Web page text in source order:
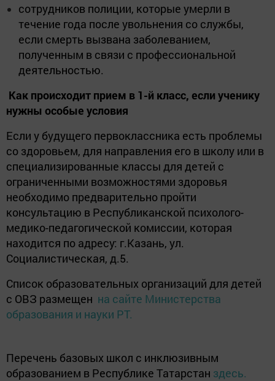
сотрудников полиции, которые умерли в
течение года после увольнения со службы,
если смерть вызвана заболеванием,
полученным в связи с профессиональной
деятельностью.
Как происходит прием в 1-й класс, если ученику
нужны особые условия
Если у будущего первоклассника есть проблемы
со здоровьем, для направления его в школу или в
специализированные классы для детей с
ограниченными возможностями здоровья
необходимо предварительно пройти
консультацию в Республиканской психолого-
медико-педагогической комиссии, которая
находится по адресу: г.Казань, ул.
Социалистическая, д.5.
Список образовательных организаций для детей
с ОВЗ размещен на сайте Министерства
образования и науки РТ.
Перечень базовых школ с инклюзивным
образованием в Республике Татарстан здесь.